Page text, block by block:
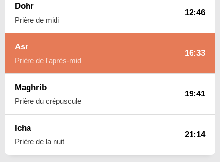
Dohr
Prière de midi
12:46
Asr
Prière de l'après-mid
16:33
Maghrib
Prière du crépuscule
19:41
Icha
Prière de la nuit
21:14